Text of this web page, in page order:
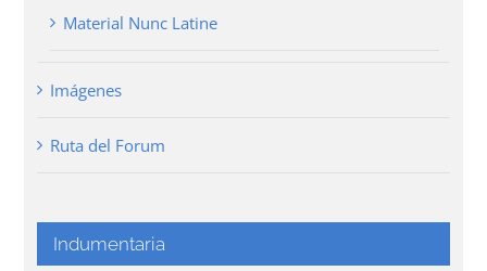
Material Nunc Latine
Imágenes
Ruta del Forum
Indumentaria